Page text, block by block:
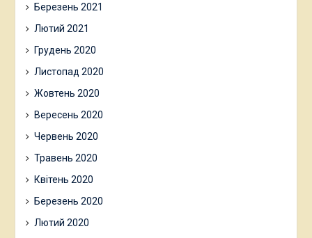
Березень 2021
Лютий 2021
Грудень 2020
Листопад 2020
Жовтень 2020
Вересень 2020
Червень 2020
Травень 2020
Квітень 2020
Березень 2020
Лютий 2020